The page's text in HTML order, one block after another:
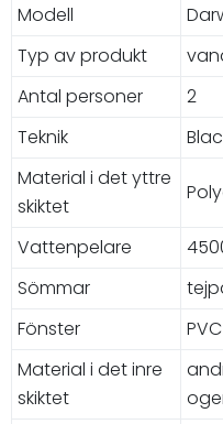
Modell
Typ av produkt
Antal personer
2
Teknik
Material i det yttre
skiktet
Vattenpelare
Sömmar
Fönster
PVC
Material i det inre
skiktet